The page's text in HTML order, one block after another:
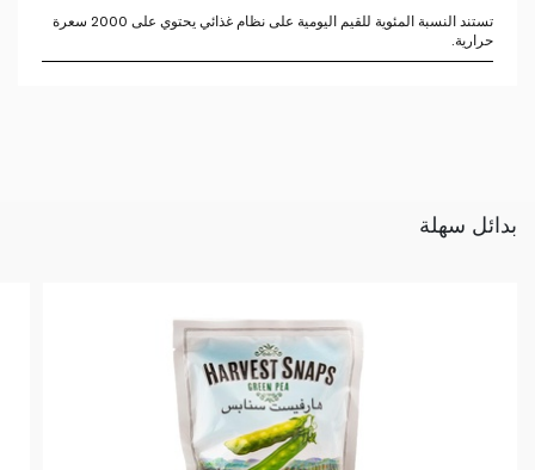
تستند النسبة المئوية للقيم اليومية على نظام غذائي يحتوي على 2000 سعرة
حرارية.
بدائل سهلة